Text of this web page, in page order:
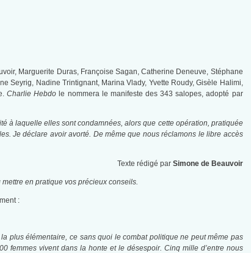
Marguerite Duras, Françoise Sagan, Catherine Deneuve, Stéphane
Seyrig, Nadine Trintignant, Marina Vlady, Yvette Roudy, Gisèle Halimi,
Charlie Hebdo le nommera le manifeste des 343 salopes, adopté par
à laquelle elles sont condamnées, alors que cette opération, pratiquée
Je déclare avoir avorté. De même que nous réclamons le libre accès
Texte rédigé par Simone de Beauvoir
en pratique vos précieux conseils.
:
plus élémentaire, ce sans quoi le combat politique ne peut même pas
femmes vivent dans la honte et le désespoir. Cinq mille d’entre nous